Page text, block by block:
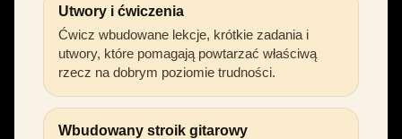
Utwory i ćwiczenia
Ćwicz wbudowane lekcje, krótkie zadania i
utwory, które pomagają powtarzać właściwą
rzecz na dobrym poziomie trudności.
Wbudowany stroik gitarowy